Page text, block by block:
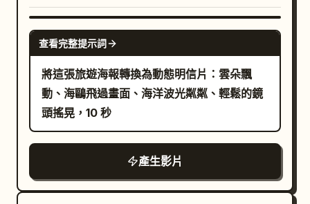
GEMINI-OMNI
查看完整提示詞
將這張旅遊海報轉換為動態明信片：雲朵飄
動、海鷗飛過畫面、海洋波光粼粼、輕鬆的鏡
頭搖晃，10 秒
產生影片